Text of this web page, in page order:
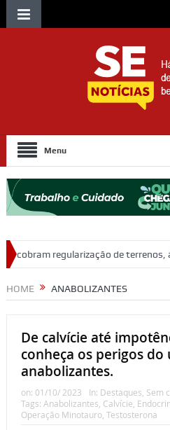
Menu
de terrenos, água e energia em
HOME ANABOLIZANTES
De calvície até
conheça os perigos do
anabolizantes.
on: 01/10/ 2023 In: Destaques, Sem
Tags: Anabolizantes, Calvície,
Operação Minotauro, Testosterona